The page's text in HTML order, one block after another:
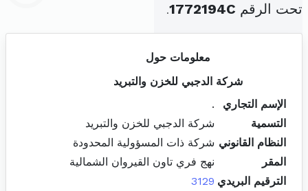
تحت الرقم 1772194C
.
معلومات حول
شركة الدجبي للخزن والتبريد
الإسم التجاري
.
التسمية
شركة الدجبي للخزن والتبريد
النظام القانوني شركة ذات المسؤولية المحدودة
المقر
نهج فري تاون القيروان الشمالية
الترقيم البريدي 3129